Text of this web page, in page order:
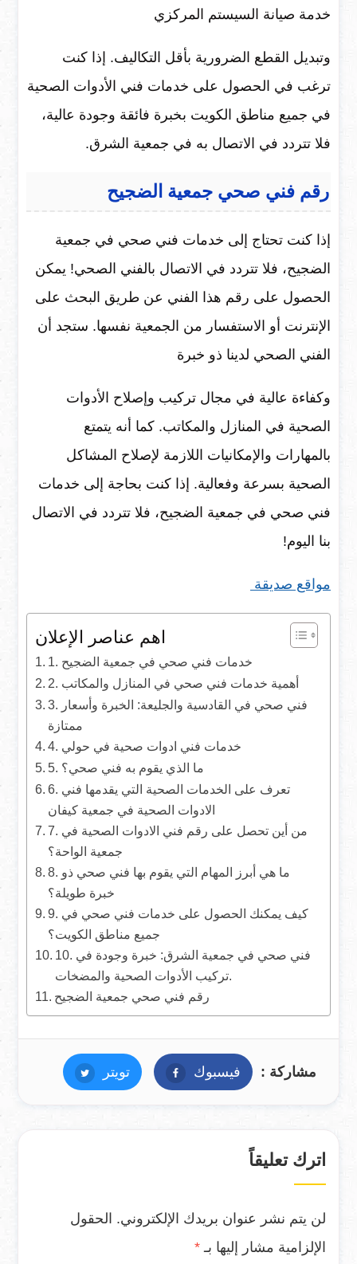
خدمة صيانة السيستم المركزي
وتبديل القطع الضرورية بأقل التكاليف. إذا كنت
ترغب في الحصول على خدمات فني الأدوات الصحية
في جميع مناطق الكويت بخبرة فائقة وجودة عالية،
فلا تتردد في الاتصال به في جمعية الشرق.
رقم فني صحي جمعية الضجيح
إذا كنت تحتاج إلى خدمات فني صحي في جمعية
الضجيح، فلا تتردد في الاتصال بالفني الصحي! يمكن
الحصول على رقم هذا الفني عن طريق البحث على
الإنترنت أو الاستفسار من الجمعية نفسها. ستجد أن
الفني الصحي لدينا ذو خبرة
وكفاءة عالية في مجال تركيب وإصلاح الأدوات
الصحية في المنازل والمكاتب. كما أنه يتمتع
بالمهارات والإمكانيات اللازمة لإصلاح المشاكل
الصحية بسرعة وفعالية. إذا كنت بحاجة إلى خدمات
فني صحي في جمعية الضجيح، فلا تتردد في الاتصال
بنا اليوم!
مواقع صديقة
اهم عناصر الإعلان
1. خدمات فني صحي في جمعية الضجيح
2. أهمية خدمات فني صحي في المنازل والمكاتب
3. فني صحي في القادسية والجليعة: الخبرة وأسعار
ممتازة
4. خدمات فني ادوات صحية في حولي
5. ما الذي يقوم به فني صحي؟
6. تعرف على الخدمات الصحية التي يقدمها فني
الادوات الصحية في جمعية كيفان
7. من أين تحصل على رقم فني الادوات الصحية في
جمعية الواحة؟
8. ما هي أبرز المهام التي يقوم بها فني صحي ذو
خبرة طويلة؟
9. كيف يمكنك الحصول على خدمات فني صحي في
جميع مناطق الكويت؟
10. فني صحي في جمعية الشرق: خبرة وجودة في
تركيب الأدوات الصحية والمضخات.
رقم فني صحي جمعية الضجيح
مشاركة : فيسبوك فيسبوكتويتر تويتر
اترك تعليقاً
لن يتم نشر عنوان بريدك الإلكتروني. الحقول
الإلزامية مشار إليها بـ *